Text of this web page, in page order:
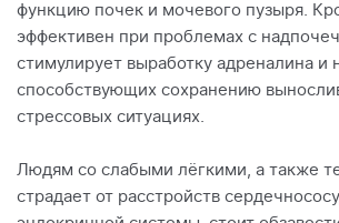
функцию почек и мочевого пузыря.
эффективен при проблемах с
стимулирует выработку адреналина и
способствующих сохранению
стрессовых ситуациях.
Людям со слабыми лёгкими, а также
страдает от расстройств